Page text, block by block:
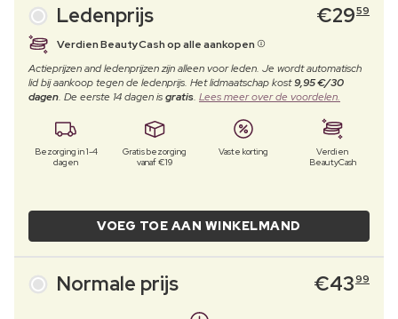
Ledenprijs €2959
Verdien BeautyCash op alle aankopen
Actieprijzen and ledenprijzen zijn alleen voor leden. Je wordt automatisch
lid bij aankoop tegen de ledenprijs. Het lidmaatschap kost9,95 €/30
dagen. De eerste 14 dagen isgratis. Lees meer over de voordelen.
Bezorging in 1-4
dagen
Gratis bezorging
vanaf €19
Vaste korting
Verdien
BeautyCash
VOEG TOE AAN WINKELMAND
Normale prijs €4399